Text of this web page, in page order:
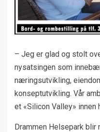
– Jeg er glad og stolt
nysatsingen som
næringsutvikling,
konseptutvikling. Vår
et «Silicon Valley» innen
Drammen Helsepark